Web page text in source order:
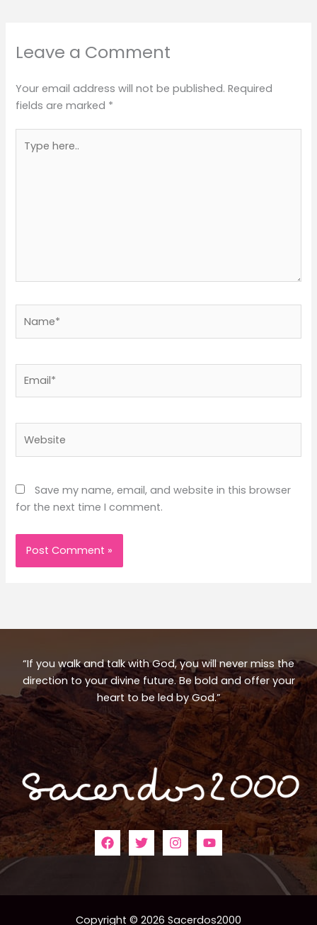
Leave a Comment
Your email address will not be published. Required
fields are marked *
here..
Save my name, email, and website in this browser
for the next time I comment.
“If you walk and talk with God, you will never miss the
direction to your divine future. Be bold and offer your
heart to be led by God.”
Copyright © 2026 Sacerdos2000